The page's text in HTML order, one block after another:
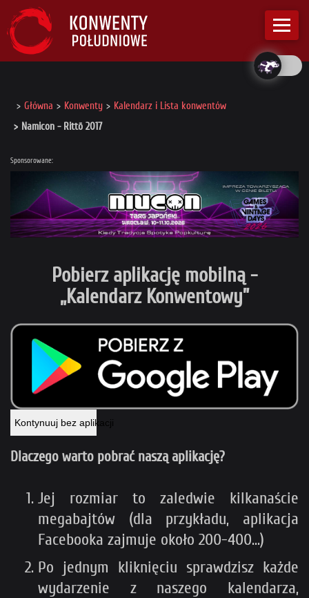
Główna Konwenty
Kalendarz i Lista konwentów
Namicon - Rittō 2017
Sponsorowane:
Pobierz aplikację mobilną -
„Kalendarz Konwentowy”
Kontynuuj bez aplikacji
Dlaczego warto pobrać naszą aplikację?
Jej rozmiar to zaledwie kilkanaście
megabajtów (dla przykładu, aplikacja
Facebooka zajmuje około 200-400...)
Po jednym kliknięciu sprawdzisz każde
wydarzenie z naszego kalendarza,